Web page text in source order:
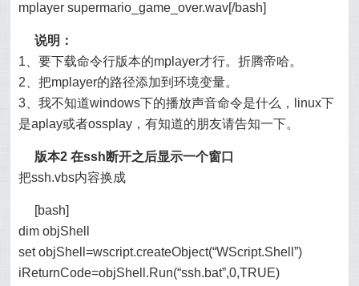
mplayer supermario_game_over.wav[/bash]
说明：
1、要下载命令行版本的mplayer才行。折腾帝哈。
2、把mplayer的路径添加到环境变量。
3、我不知道windows下的播放声音命令是什么，linux下
是aplay或者ossplay，有知道的朋友请告知一下。
版本2 在ssh断开之后显示一个窗口
把ssh.vbs内容换成
[bash]
dim objShell
set objShell=wscript.createObject(“WScript.Shell”)
iReturnCode=objShell.Run(“ssh.bat”,0,TRUE)